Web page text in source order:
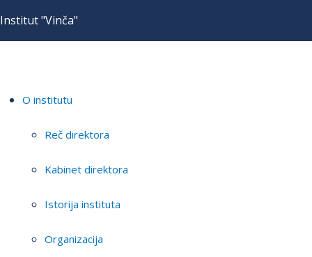
Institut "Vinča"
O institutu
Reč direktora
Kabinet direktora
Istorija instituta
Organizacija